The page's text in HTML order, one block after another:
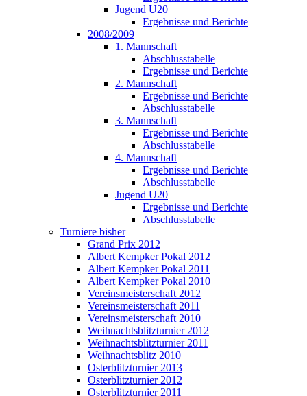
Jugend U20
Ergebnisse und Berichte
2008/2009
1. Mannschaft
Abschlusstabelle
Ergebnisse und Berichte
2. Mannschaft
Ergebnisse und Berichte
Abschlusstabelle
3. Mannschaft
Ergebnisse und Berichte
Abschlusstabelle
4. Mannschaft
Ergebnisse und Berichte
Abschlusstabelle
Jugend U20
Ergebnisse und Berichte
Abschlusstabelle
Turniere bisher
Grand Prix 2012
Albert Kempker Pokal 2012
Albert Kempker Pokal 2011
Albert Kempker Pokal 2010
Vereinsmeisterschaft 2012
Vereinsmeisterschaft 2011
Vereinsmeisterschaft 2010
Weihnachtsblitzturnier 2012
Weihnachtsblitzturnier 2011
Weihnachtsblitz 2010
Osterblitzturnier 2013
Osterblitzturnier 2012
Osterblitzturnier 2011